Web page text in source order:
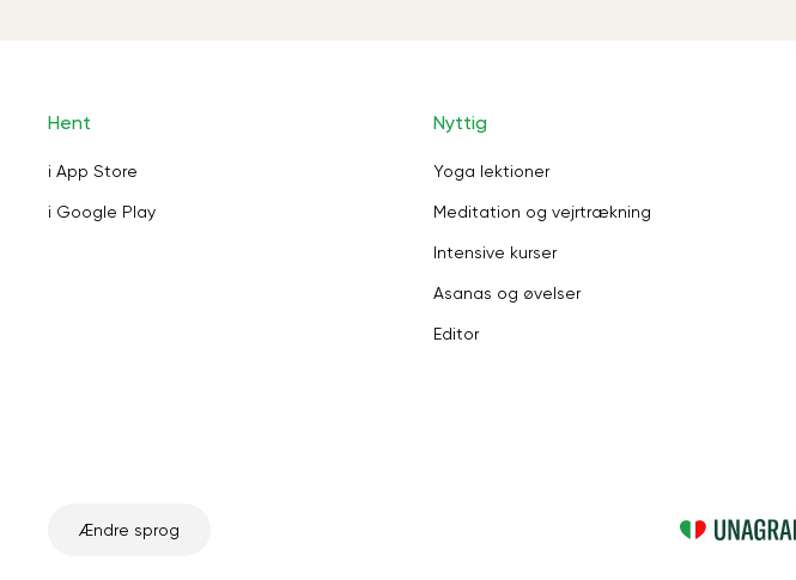
Hent
i App Store
i Google Play
Nyttig
Yoga lektioner
Meditation og vejrtrækning
Intensive kurser
Asanas og øvelser
Editor
Ændre sprog